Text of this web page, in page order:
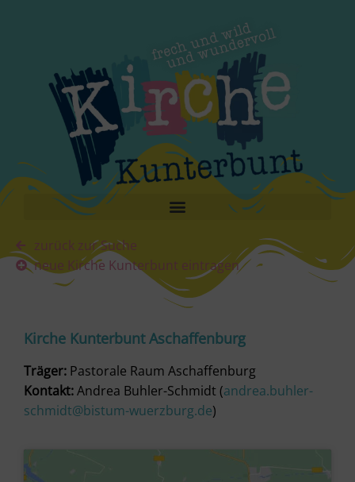
zurück zur Suche
neue Kirche Kunterbunt eintragen
Kirche Kunterbunt Aschaffenburg
Träger: Pastorale Raum Aschaffenburg
Kontakt:Andrea Buhler-Schmidt (andrea.buhler-
schmidt@bistum-wuerzburg.de)